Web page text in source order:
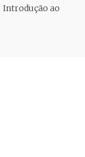
Introdução ao